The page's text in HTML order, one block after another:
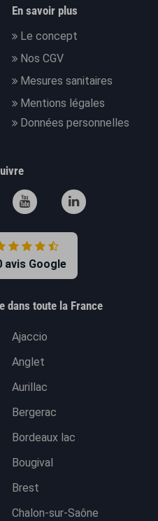
En savoir plus
Le concept
Nos CGV
Mesures sanitaires
Mentions légales
Données personnelles
avis Google
dans toute la France
Ajaccio
Anglet
Aurillac
Bergerac
Bordeaux lac
Bougival
Brest
Chalon-sur-Saône